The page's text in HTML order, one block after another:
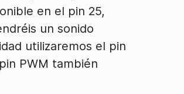
en el pin 25,
un sonido
utilizaremos el pin
PWM también